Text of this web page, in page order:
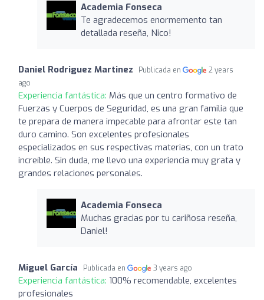
Academia Fonseca
Te agradecemos enormemento tan
detallada reseña, Nico!
Daniel Rodriguez Martinez Publicada en
2 years
ago
Experiencia fantástica: Más que un centro formativo de
Fuerzas y Cuerpos de Seguridad, es una gran familia que
te prepara de manera impecable para afrontar este tan
duro camino. Son excelentes profesionales
especializados en sus respectivas materias, con un trato
increíble. Sin duda, me llevo una experiencia muy grata y
grandes relaciones personales.
Academia Fonseca
Muchas gracias por tu cariñosa reseña,
Daniel!
Miguel García Publicada en 3 years ago
Experiencia fantástica: 100% recomendable, excelentes
profesionales